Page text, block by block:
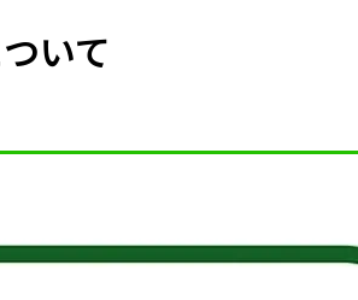
対応
輸出入の知識
いて